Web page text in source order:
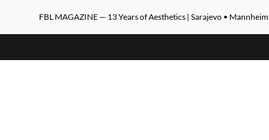
FBL MAGAZINE — 13 Years of Aesthetics | Sarajevo • Mannheim